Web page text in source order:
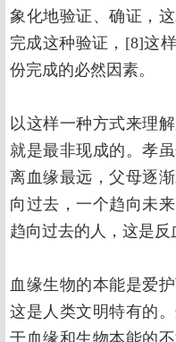
象化地验证、确证，
完成这种验证，[8]这
份完成的必然因素。
以这样一种方式来理
就是最非现成的。孝
离血缘最远，父母逐
向过去，一个趋向未
趋向过去的人，这是反
血缘生物的本能是爱
这是人类文明特有的